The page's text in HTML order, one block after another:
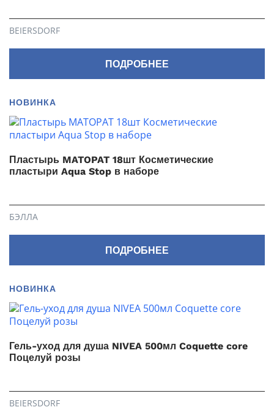
BEIERSDORF
ПОДРОБНЕЕ
НОВИНКА
Пластырь MATOPAT 18шт Косметические
пластыри Aqua Stop в наборе
БЭЛЛА
ПОДРОБНЕЕ
НОВИНКА
Гель-уход для душа NIVEA 500мл Coquette core
Поцелуй розы
BEIERSDORF